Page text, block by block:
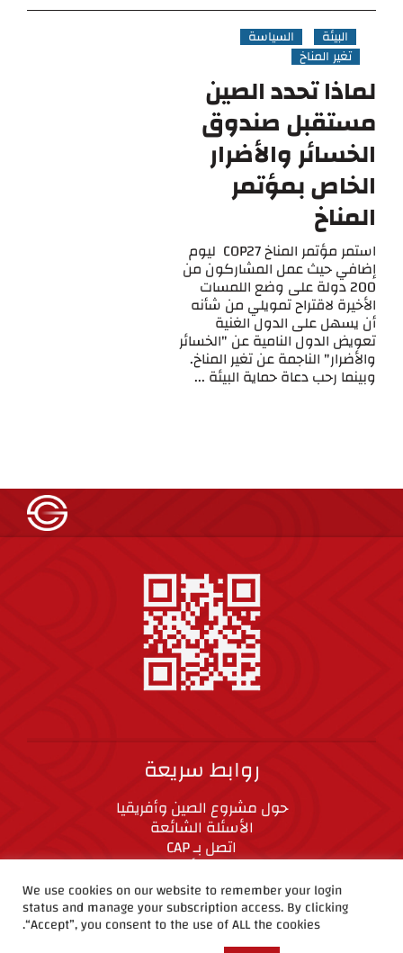
البيئة
السياسة
تغير المناخ
لماذا تحدد الصين
مستقبل صندوق
الخسائر والأضرار
الخاص بمؤتمر
المناخ
استمر مؤتمر المناخ COP27 ليوم
إضافي حيث عمل المشاركون من
200 دولة على وضع اللمسات
الأخيرة لاقتراح تمويلي من شأنه
أن يسهل على الدول الغنية
تعويض الدول النامية عن "الخسائر
والأضرار" الناجمة عن تغير المناخ.
وبينما رحب دعاة حماية البيئة ...
روابط سريعة
حول مشروع الصين وأفريقيا
الأسئلة الشائعة
اتصل بـ CAP
المعايير الأخلاقية
We use cookies on our website to remember your login
status and manage your subscription access. By clicking
“Accept”, you consent to the use of ALL the cookies.